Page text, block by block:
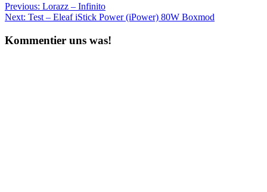
Beitragsnavigation
Previous: Lorazz – Infinito
Next: Test – Eleaf iStick Power (iPower) 80W Boxmod
Kommentier uns was!